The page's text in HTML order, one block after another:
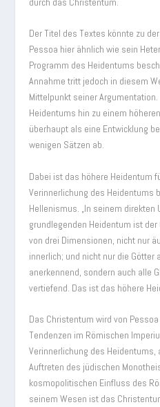
Der Titel des Textes könnte zu
Pessoa hier ähnlich wie sein
Programm des Heidentums
Annahme tritt jedoch in diesem
Mittelpunkt seiner
Heidentums hin zu einem
überhaupt als eine Entwicklung
wenigen Sätzen ab.
Dabei ist das höhere Heidentum
Verinnerlichung des Heidentums
Hellenismus. „In seinem direkten
grundlegenden Heidentum ist
von drei Dimensionen, nicht nur
innerlich; und nicht nur die Götter
anerkennend, sondern auch alle
vertiefend. Das ist das höhere
Das Christentum wird von
Tendenzen im Römischen
Verinnerlichung des
Auftreten des jüdischen
kosmopolitischen Einfluss des
seinem Wesen ist das